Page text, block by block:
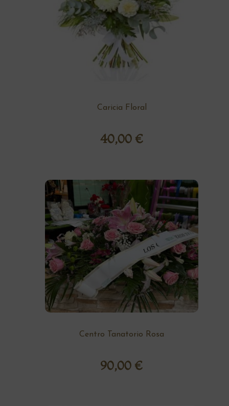
Caricia Floral
40,00 €
Centro Tanatorio Rosa
90,00 €